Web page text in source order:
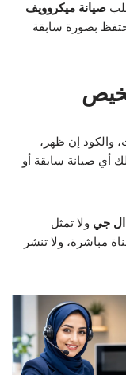
صيانة ميكروويف
بصورة سابقة
والكود إن ظهر،
أي صيانة سابقة أو
ال جي ولا تمثل
مباشرة، ولا تنشر